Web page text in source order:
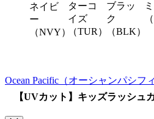
ネイビ
ー
（NVY）
ターコ
イズ
（TUR）
ブラッ
ク
（BLK）
Ocean Pacific （オーシャンパシフ
【UVカット】キッズラッシュ